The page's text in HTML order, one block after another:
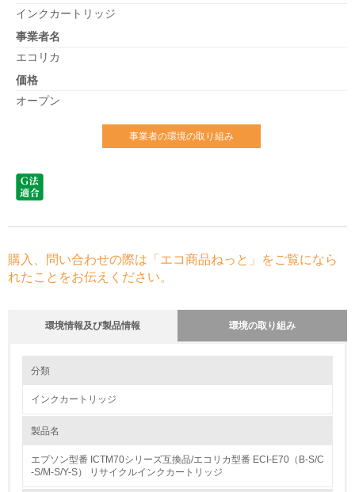
インクカートリッジ
事業者名
エコリカ
価格
オープン
事業者の環境の取り組み
購入、問い合わせの際は「エコ商品ねっと」をご覧になら
れたことをお伝えください。
環境情報及び製品情報 環境の取り組み
1.環境取り組み体制
1.
分類
インクカートリッジ
製品名
エプソン型番 ICTM70シリーズ互換品/エコリカ型番 ECI-E70（B-S/C
-S/M-S/Y-S） リサイクルインクカートリッジ